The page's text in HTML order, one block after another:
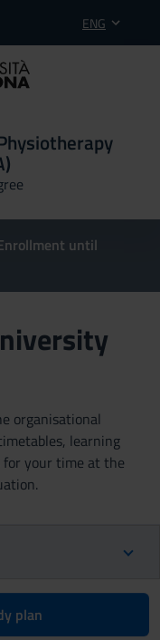
ENG
until
organisational
learning
your time at the
plan